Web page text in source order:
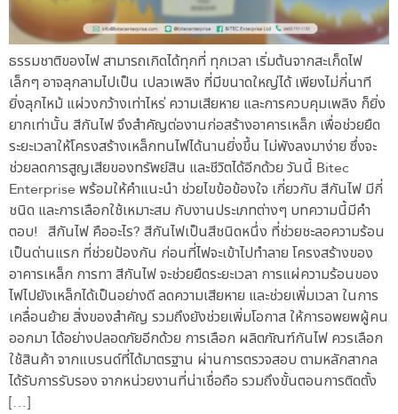
ธรรมชาติของไฟ สามารถเกิดได้ทุกที่ ทุกเวลา เริ่มต้นจากสะเก็ดไฟ
เล็กๆ อาจลุกลามไปเป็น เปลวเพลิง ที่มีขนาดใหญ่ได้ เพียงไม่กี่นาที
ยิ่งลุกไหม้ แผ่วงกว้างเท่าไหร่ ความเสียหาย และการควบคุมเพลิง ก็ยิ่ง
ยากเท่านั้น สีกันไฟ จึงสำคัญต่องานก่อสร้างอาคารเหล็ก เพื่อช่วยยืด
ระยะเวลาให้โครงสร้างเหล็กทนไฟได้นานยิ่งขึ้น ไม่พังลงมาง่าย ซึ่งจะ
ช่วยลดการสูญเสียของทรัพย์สิน และชีวิตได้อีกด้วย วันนี้ Bitec
Enterprise พร้อมให้คำแนะนำ ช่วยไขข้อข้องใจ เกี่ยวกับ สีกันไฟ มีกี่
ชนิด และการเลือกใช้เหมาะสม กับงานประเภทต่างๆ บทความนี้มีคำ
ตอบ! สีกันไฟ คืออะไร? สีกันไฟเป็นสีชนิดหนึ่ง ที่ช่วยชะลอความร้อน
เป็นด่านแรก ที่ช่วยป้องกัน ก่อนที่ไฟจะเข้าไปทำลาย โครงสร้างของ
อาคารเหล็ก การทา สีกันไฟ จะช่วยยืดระยะเวลา การแผ่ความร้อนของ
ไฟไปยังเหล็กได้เป็นอย่างดี ลดความเสียหาย และช่วยเพิ่มเวลา ในการ
เคลื่อนย้าย สิ่งของสำคัญ รวมถึงยังช่วยเพิ่มโอกาส ให้การอพยพผู้คน
ออกมา ได้อย่างปลอดภัยอีกด้วย การเลือก ผลิตภัณฑ์กันไฟ ควรเลือก
ใช้สินค้า จากแบรนด์ที่ได้มาตรฐาน ผ่านการตรวจสอบ ตามหลักสากล
ได้รับการรับรอง จากหน่วยงานที่น่าเชื่อถือ รวมถึงขั้นตอนการติดตั้ง
[…]